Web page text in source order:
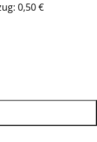
0,50 €